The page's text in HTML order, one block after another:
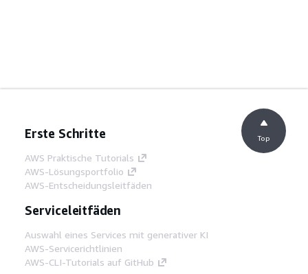
Erste Schritte
AWS Praktische Tutorials
AWS-Lösungsportfolio
AWS-Entscheidungsleitfäden
Serviceleitfäden
Auswahl eines Services mit generativer KI
AWS-Servicerichtlinien
AWS-CLI-Tutorials auf GitHub
Top